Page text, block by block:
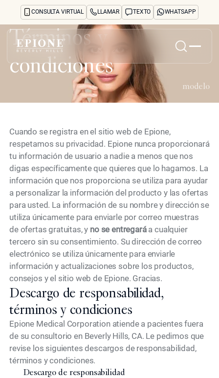
CONSULTA VIRTUAL LLAMAR TEXTO WHATSAPP
Tratamientos y preocupaciones
Antes y después
Preguntas frecuentes
Blog
Prensa
See Your Future Self
CONTACTO
Search
Términos y
condiciones
modelo
Cuando se registra en el sitio web de Epione,
respetamos su privacidad. Epione nunca proporcionará
tu información de usuario a nadie a menos que nos
digas específicamente que quieres que lo hagamos. La
información que nos proporciona se utiliza para ayudar
a personalizar la información del producto y las ofertas
para usted. La información de su nombre y dirección se
utiliza únicamente para enviarle por correo muestras
de ofertas gratuitas, y no se entregaráa cualquier
tercero sin su consentimiento. Su dirección de correo
electrónico se utiliza únicamente para enviarle
información y actualizaciones sobre los productos,
consejos y el sitio web de Epione. Gracias.
Descargo de responsabilidad,
términos y condiciones
Epione Medical Corporation atiende a pacientes fuera
de su consultorio en Beverly Hills, CA. Le pedimos que
revise los siguientes descargos de responsabilidad,
términos y condiciones.
Descargo de responsabilidad